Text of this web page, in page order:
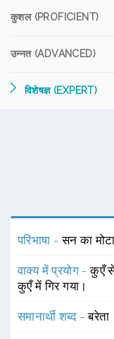
कुशल (PROFICIENT)
उन्नत (ADVANCED)
विशेषज्ञ (EXPERT)
परिभाषा -सन का
वाक्य में प्रयोग -कुएँ
कुएँ में गिर गया।
समानार्थी शब्द -बरेता